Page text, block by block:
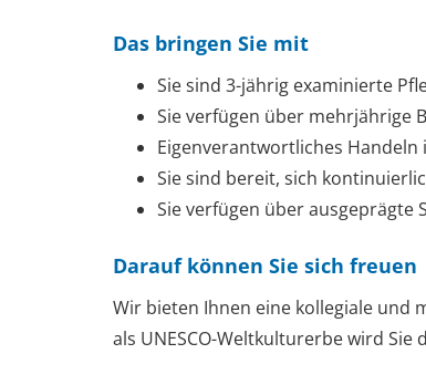
Das bringen Sie mit
Sie sind 3-jährig examinierte
Sie verfügen über mehrjährige
Eigenverantwortliches
Sie sind bereit, sich
Sie verfügen über ausgeprägte
Darauf können Sie sich freuen
Wir bieten Ihnen eine kollegiale und
als UNESCO-Weltkulturerbe wird